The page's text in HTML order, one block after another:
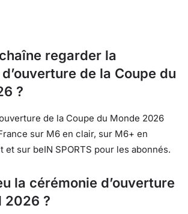
regarder la
de la Coupe du
?
de la Coupe du Monde 2026
sur M6 en clair, sur M6+ en
et sur beIN SPORTS pour les abonnés.
la cérémonie d’ouverture
2026 ?